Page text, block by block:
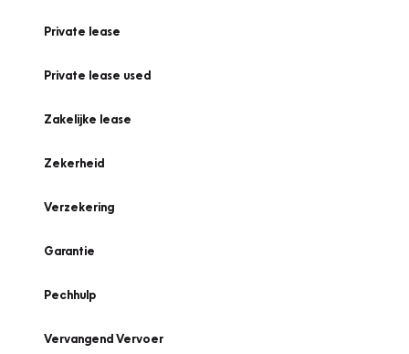
Private lease
Private lease used
Zakelijke lease
Zekerheid
Verzekering
Garantie
Pechhulp
Vervangend Vervoer